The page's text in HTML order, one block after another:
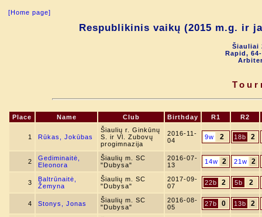
[Home page]
Respublikinis vaikų (2015 m.g. ir
Šiauliai
Rapid,
Place Name Club Birthday R1 R2
1 Rūkas, Jokūbas
Šiaulių r. Ginkūnų
S. ir Vl. Zubovų
progimnazija
2016-11-
04
9w 2 18b 2
2
Gediminaitė,
Eleonora
Šiaulių m. SC
"Dubysa"
2016-07-
13
14w 2 21w 2
3
Baltrūnaitė,
Žemyna
Šiaulių m. SC
"Dubysa"
2017-09-
07
22b 2 5b 2
4 Stonys, Jonas
Šiaulių m. SC
"Dubysa"
2016-08-
05
27b 0 13b 2